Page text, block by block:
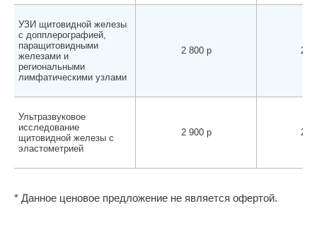
УЗИ щитовидной железы
с допплерографией,
паращитовидными
железами и
региональными
лимфатическими узлами
2 800 р 2
Ультразвуковое
исследование
щитовидной железы с
эластометрией
2 900 р 2
* Данное ценовое предложение не является офертой.